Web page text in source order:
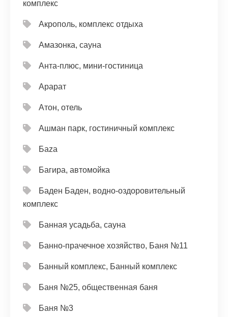
комплекс
Акрополь, комплекс отдыха
Амазонка, сауна
Анта-плюс, мини-гостиница
Арарат
Атон, отель
Ашман парк, гостиничный комплекс
Баzа
Багира, автомойка
Баден Баден, водно-оздоровительный
комплекс
Банная усадьба, сауна
Банно-прачечное хозяйство, Баня №11
Банный комплекс, Банный комплекс
Баня №25, общественная баня
Баня №3